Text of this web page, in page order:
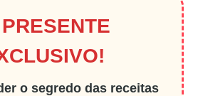
o segredo das receitas